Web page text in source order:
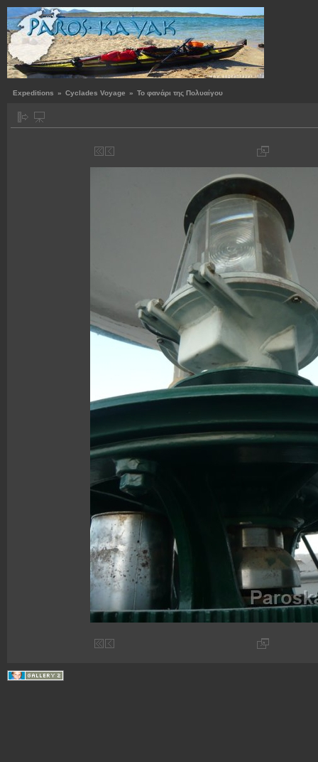
Expeditions » Cyclades Voyage » Το φανάρι της Πολυαίγου